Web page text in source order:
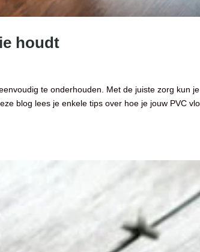
houdt
te onderhouden. Met de juiste zorg kun je
blog lees je enkele tips over hoe je jouw PVC